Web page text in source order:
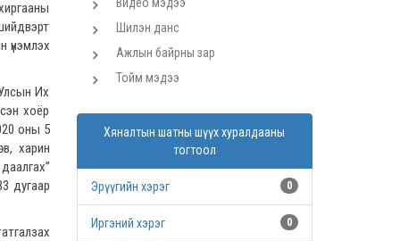
үнэмлэх
Их
хоёр
оны 5
харин
дугаар
Шилэн данс
Ажлын байрны зар
Тойм мэдээ
Хяналтын шатны шүүх хуралдааны
тогтоол
Эрүүгийн хэрэг 0
Иргэний хэрэг 0